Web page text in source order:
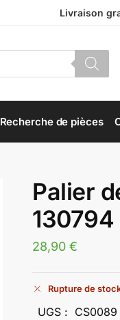
Livraison
Recherche de pièces
Palier
28,90€
Rupture de
UGS : CS0089